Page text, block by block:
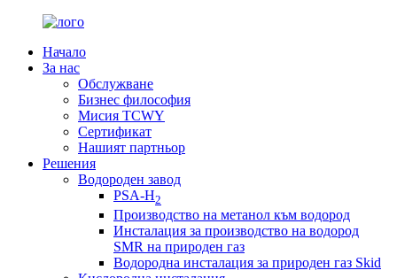
Начало
За нас
Обслужване
Бизнес философия
Мисия TCWY
Сертификат
Нашият партньор
Решения
Водороден завод
PSA-H2
Производство на метанол към водород
Инсталация за производство на водород
SMR на природен газ
Водородна инсталация за природен газ Skid